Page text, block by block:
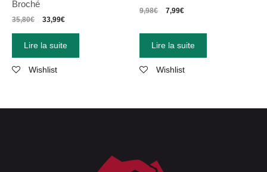
Broché
35,80€ 33,99€
Lire la suite
Wishlist
9,98€ 7,99€
Lire la suite
Wishlist